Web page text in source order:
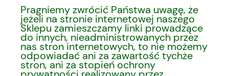
Pragniemy zwrócić Państwa uwagę, że
jeżeli na stronie internetowej naszego
Sklepu zamieszczamy linki prowadzące
do innych, nieadministrowanych przez
nas stron internetowych, to nie możemy
odpowiadać ani za zawartość tychże
stron, ani za stopień ochrony